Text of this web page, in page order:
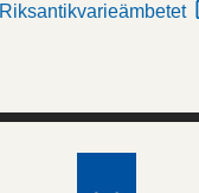
Riksantikvarieämbetet